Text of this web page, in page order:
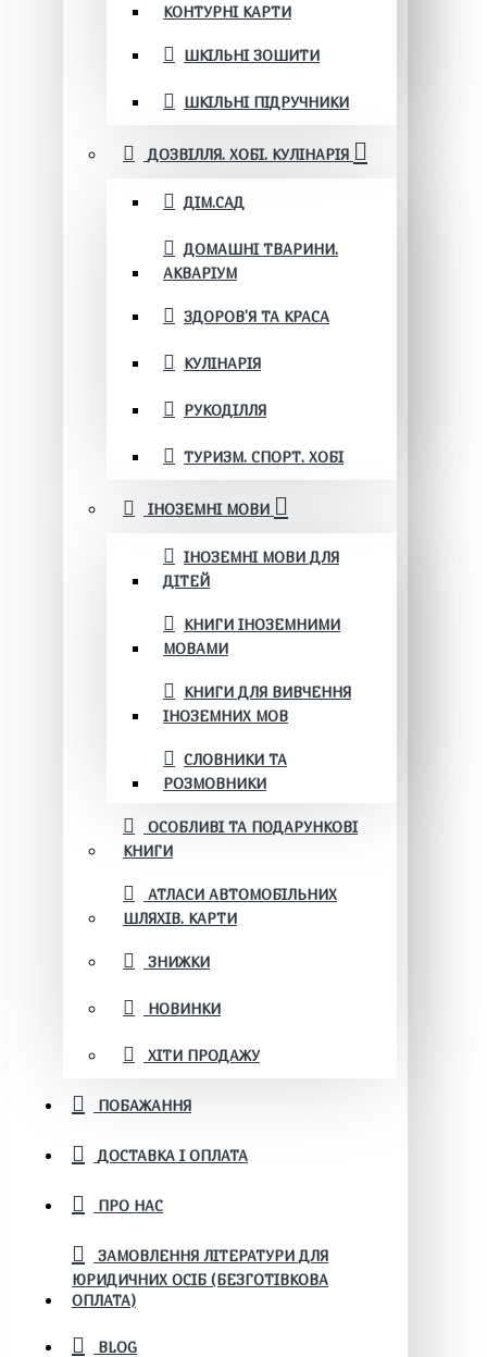
КОНТУРНІ КАРТИ
ШКІЛЬНІ ЗОШИТИ
ШКІЛЬНІ ПІДРУЧНИКИ
ДОЗВІЛЛЯ. ХОБІ. КУЛІНАРІЯ
ДІМ.САД
ДОМАШНІ ТВАРИНИ.
АКВАРІУМ
ЗДОРОВ'Я ТА КРАСА
КУЛІНАРІЯ
РУКОДІЛЛЯ
ТУРИЗМ. СПОРТ. ХОБІ
ІНОЗЕМНІ МОВИ
ІНОЗЕМНІ МОВИ ДЛЯ
ДІТЕЙ
КНИГИ ІНОЗЕМНИМИ
МОВАМИ
КНИГИ ДЛЯ ВИВЧЕННЯ
ІНОЗЕМНИХ МОВ
СЛОВНИКИ ТА
РОЗМОВНИКИ
ОСОБЛИВІ ТА ПОДАРУНКОВІ
КНИГИ
АТЛАСИ АВТОМОБІЛЬНИХ
ШЛЯХІВ. КАРТИ
ЗНИЖКИ
НОВИНКИ
ХІТИ ПРОДАЖУ
ПОБАЖАННЯ
ДОСТАВКА І ОПЛАТА
ПРО НАС
ЗАМОВЛЕННЯ ЛІТЕРАТУРИ ДЛЯ
ЮРИДИЧНИХ ОСІБ (БЕЗГОТІВКОВА
ОПЛАТА)
BLOG